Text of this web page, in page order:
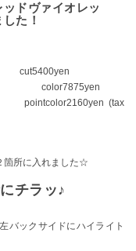
ドヴァイオレッ
た！
cut5400yen
color7875yen
pointcolor2160yen (tax
箇所に入れました☆
チラッ♪
バックサイドにハイライト